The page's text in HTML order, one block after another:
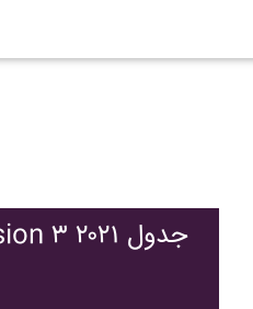
League Division ۳ ۲۰۲۱ جدول